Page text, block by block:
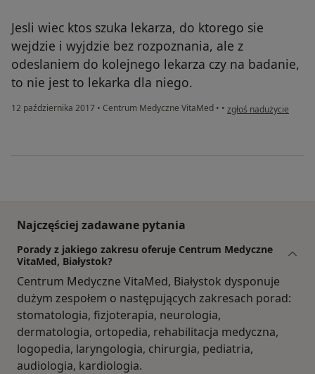
Jesli wiec ktos szuka lekarza, do ktorego sie
wejdzie i wyjdzie bez rozpoznania, ale z
odeslaniem do kolejnego lekarza czy na badanie,
to nie jest to lekarka dla niego.
12 października 2017 • Centrum Medyczne VitaMed • • w opinii użytkownika
zgłoś nadużycie
Najczęściej zadawane pytania
Porady z jakiego zakresu oferuje Centrum Medyczne
VitaMed, Białystok?
Centrum Medyczne VitaMed, Białystok dysponuje
dużym zespołem o następujących zakresach porad:
stomatologia, fizjoterapia, neurologia,
dermatologia, ortopedia, rehabilitacja medyczna,
logopedia, laryngologia, chirurgia, pediatria,
audiologia, kardiologia.